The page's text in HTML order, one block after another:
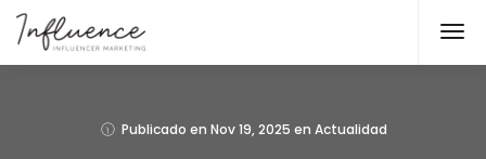
Publicado en Nov 19, 2025 en Actualidad